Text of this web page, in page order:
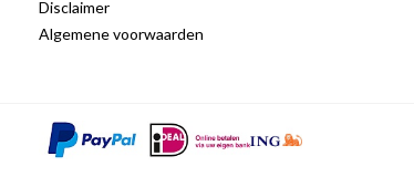
Disclaimer
Algemene voorwaarden